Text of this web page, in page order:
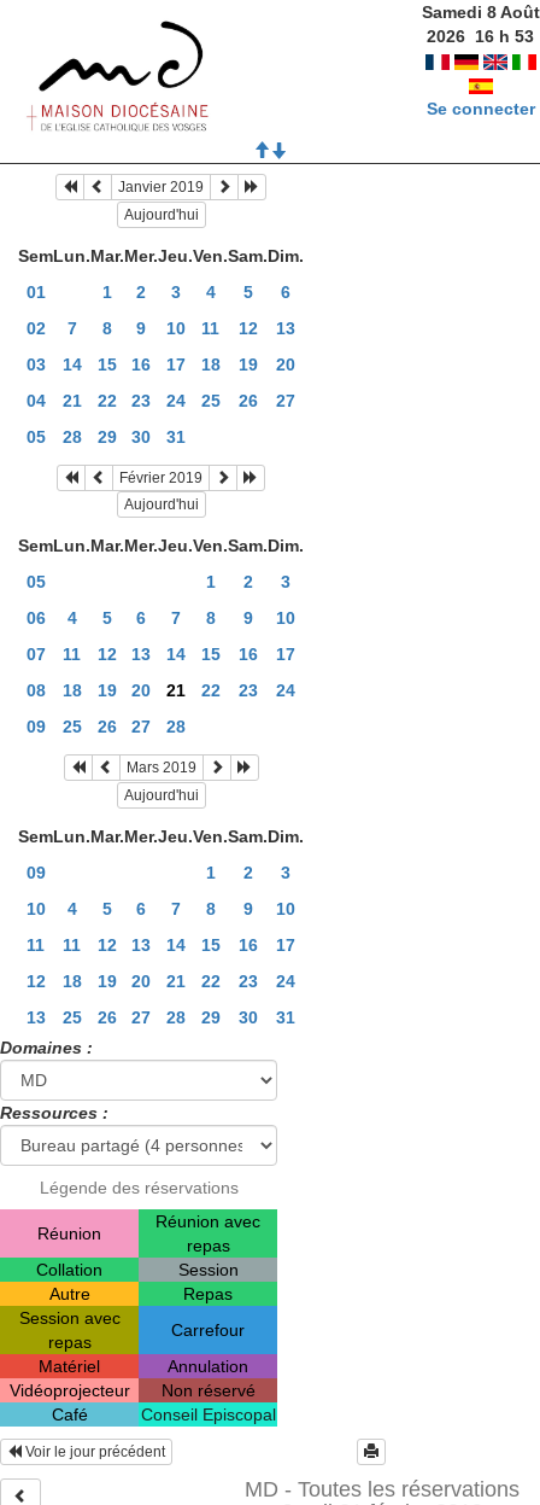
Samedi 8 Août
2026 16 h53
Se connecter
Janvier 2019
Aujourd'hui
SemLun.Mar.Mer.Jeu.Ven.Sam.Dim.
01
1 2 3 4 5
6
02
7 8 9 10 11 12
13
03
14 15 16 17 18 19
20
04
21 22 23 24 25 26
27
05
28 29 30 31
Février 2019
Aujourd'hui
SemLun.Mar.Mer.Jeu.Ven.Sam.Dim.
05
1 2
3
06
4 5 6 7 8 9
10
07
11 12 13 14 15 16
17
08
18 19 20 21 22 23
24
09
25 26 27 28
Mars 2019
Aujourd'hui
SemLun.Mar.Mer.Jeu.Ven.Sam.Dim.
09
1 2
3
10
4 5 6 7 8 9
10
11
11 12 13 14 15 16
17
12
18 19 20 21 22 23
24
13
25 26 27 28 29 30
31
Domaines :
Ressources :
Légende des réservations
Réunion
Réunion avec
repas
Collation
Session
Autre
Repas
Session avec
repas
Carrefour
Matériel
Annulation
Vidéoprojecteur
Non réservé
Café
Conseil Episcopal
Voir le jour précédent
MD - Toutes les réservations